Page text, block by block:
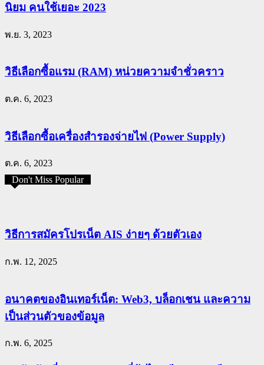
นิยม คนใช้เยอะ 2023
พ.ย. 3, 2023
วิธีเลือกซื้อแรม (RAM) หน่วยความจำชั่วคราว
ต.ค. 6, 2023
วิธีเลือกซื้อเครื่องสำรองจ่ายไฟ (Power Supply)
ต.ค. 6, 2023
Don't Miss Popular
วิธีการสมัครโปรเน็ต AIS ง่ายๆ ด้วยตัวเอง
ก.พ. 12, 2025
อนาคตของอินเทอร์เน็ต: Web3, บล็อกเชน และความ
เป็นส่วนตัวของข้อมูล
ก.พ. 6, 2025